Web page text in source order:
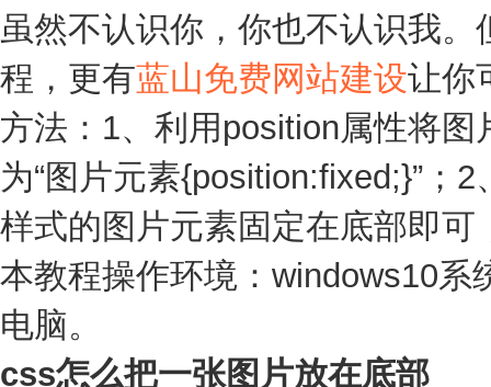
虽然不认识你，你也不认识我。
程，更有蓝山免费网站建设让你
方法：1、利用position属性将
为“图片元素{position:fixed;}”；
样式的图片元素固定在底部即可
本教程操作环境：windows10
电脑。
css怎么把一张图片放在底部